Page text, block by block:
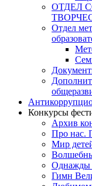
ОТДЕЛ
Отдел
Конкурсы
Архив
Про нас.
Мир
Однажды
Гимн